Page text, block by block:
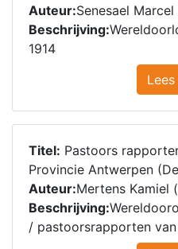
Auteur:Senesael Marcel
Beschrijving:
1914
Titel: Pastoors
Provincie Antwerpen
Auteur:Mertens Kamiel
Beschrijving:
/ pastoorsrapporten van